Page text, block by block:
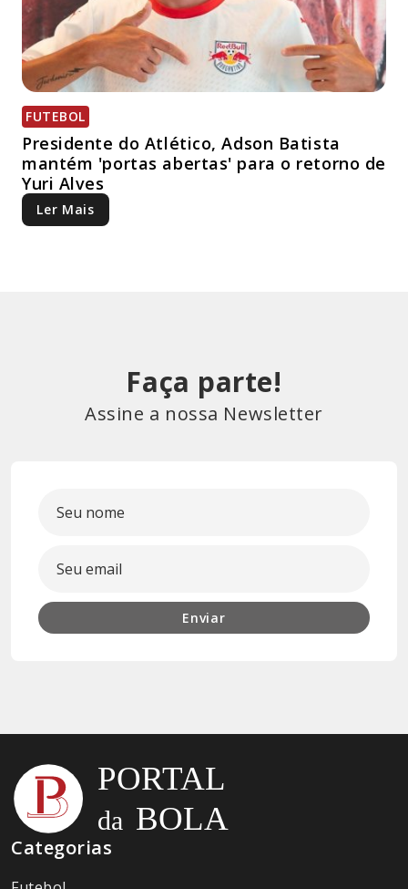
FUTEBOL
Presidente do Atlético, Adson Batista
mantém 'portas abertas' para o retorno de
Yuri Alves
Ler Mais
Faça parte!
Assine a nossa Newsletter
Enviar
Categorias